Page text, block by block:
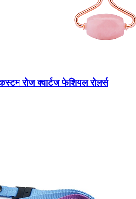
रोज क्वार्टज फेशियल रोलर्स